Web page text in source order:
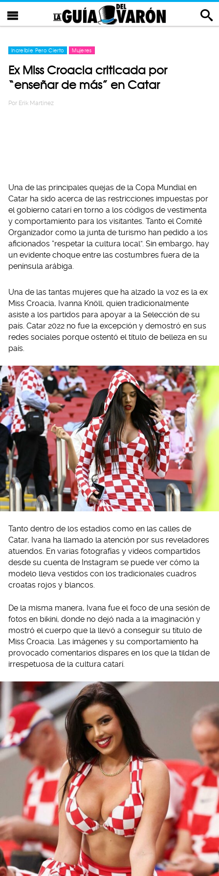
Increíble Pero Cierto Mujeres
Ex Miss Croacia criticada por
“enseñar de más” en Catar
Por Erik Martinez
Una de las principales quejas de la Copa Mundial en
Catar ha sido acerca de las restricciones impuestas por
el gobierno catarí en torno a los códigos de vestimenta
y comportamiento para los visitantes. Tanto el Comité
Organizador como la junta de turismo han pedido a los
aficionados “respetar la cultura local”. Sin embargo, hay
un evidente choque entre las costumbres fuera de la
península arábiga.
Una de las tantas mujeres que ha alzado la voz es la ex
Miss Croacia, Ivanna Knöll, quien tradicionalmente
asiste a los partidos para apoyar a la Selección de su
país. Catar 2022 no fue la excepción y demostró en sus
redes sociales porque ostentó el título de belleza en su
país.
Tanto dentro de los estadios como en las calles de
Catar, Ivana ha llamado la atención por sus reveladores
atuendos. En varias fotografías y videos compartidos
desde su cuenta de Instagram se puede ver cómo la
modelo lleva vestidos con los tradicionales cuadros
croatas rojos y blancos.
De la misma manera, Ivana fue el foco de una sesión de
fotos en bikini, donde no dejó nada a la imaginación y
mostró el cuerpo que la llevó a conseguir su título de
Miss Croacia. Las imágenes y su comportamiento ha
provocado comentarios dispares en los que la tildan de
irrespetuosa de la cultura catarí.